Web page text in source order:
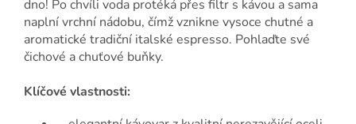
dno! Po chvíli voda protéká přes filtr s kávou a sama
naplní vrchní nádobu, čímž vznikne vysoce chutné a
aromatické tradiční italské espresso. Pohlaďte své
čichové a chuťové buňky.
Klíčové vlastnosti: